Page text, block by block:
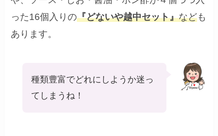
った16個入りの『どないや越中セット』なども
あります。
種類豊富でどれにしようか迷っ
てしまうね！